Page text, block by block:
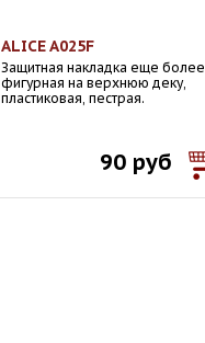
ALICE A025F
Защитная накладка еще более
фигурная на верхнюю деку,
пластиковая, пестрая.
90 руб